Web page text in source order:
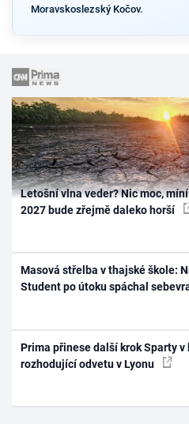
Moravskoslezský Kočov.
Letošní vlna veder? Nic moc,
2027 bude zřejmě daleko horší
Masová střelba v thajské škole:
Student po útoku spáchal
Prima přinese další krok Sparty
rozhodující odvetu v Lyonu